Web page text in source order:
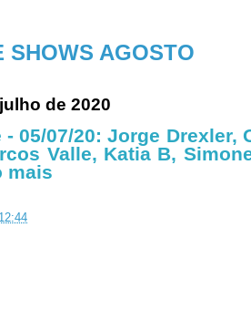
SHOWS AGOSTO
de 2020
05/07/20: Jorge Drexler,
Valle, Katia B,
mais
12:44